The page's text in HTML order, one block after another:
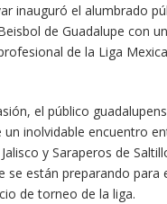
inauguró el alumbrado
de Guadalupe con un
de la Liga
el público
un inolvidable encuentro
y Saraperos de
se están preparando para
de torneo de la liga.